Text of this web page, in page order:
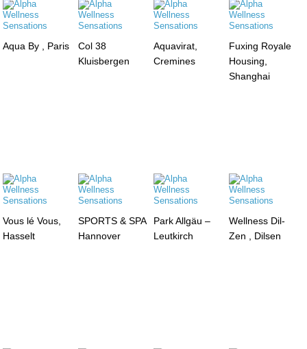
Aqua By , Paris
Col 38
Kluisbergen
Aquavirat,
Cremines
Fuxing Royale
Housing,
Shanghai
Vous lé Vous,
Hasselt
SPORTS & SPA
Hannover
Park Allgäu –
Leutkirch
Wellness Dil-
Zen , Dilsen